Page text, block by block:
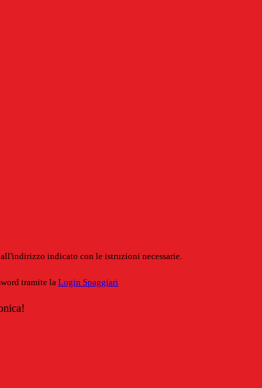
indicato con le istruzioni necessarie.
tramite la Login Spaggiari